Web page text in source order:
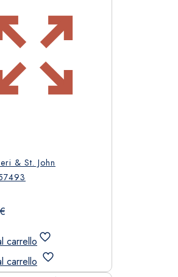
& St. John
€
carrello
carrello